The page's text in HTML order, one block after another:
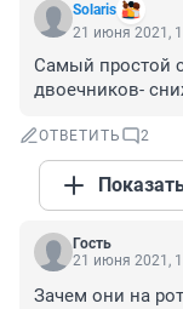
Solaris
21 июня 2021,
Самый простой
двоечников-
ОТВЕТИТЬ 2
Гость
21 июня 2021,
Зачем они на